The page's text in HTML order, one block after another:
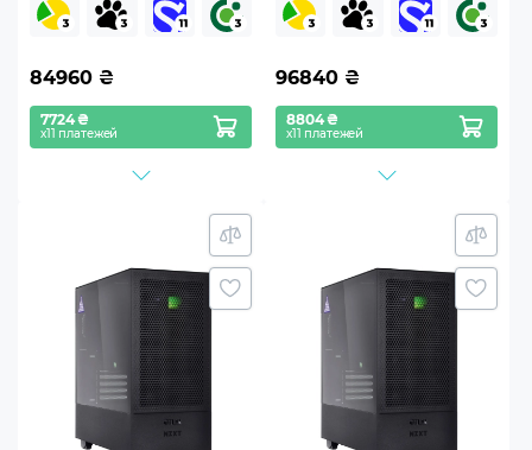
84960 ₴
7724 ₴
х11 платежей
96840 ₴
8804 ₴
х11 платежей